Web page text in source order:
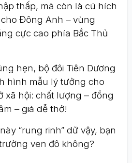
thấp, mà còn là cú hích
Đông Anh – vùng
cực cao phía Bắc Thủ
hẹn, bộ đôi Tiên Dương
hình mẫu lý tưởng cho
xã hội: chất lượng – đồng
– giá dễ thở!
“rung rinh” dữ vậy, bạn
ven đô không?